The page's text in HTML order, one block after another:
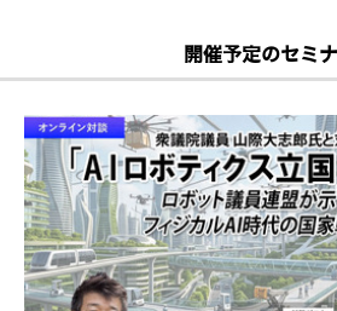
開催予定のセミ